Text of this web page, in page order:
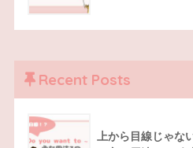
Recent Posts
上から目線じゃ